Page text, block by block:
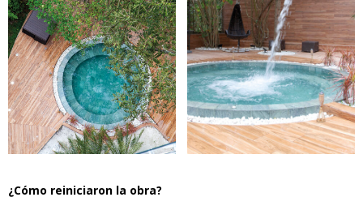
¿Cómo reiniciaron la obra?